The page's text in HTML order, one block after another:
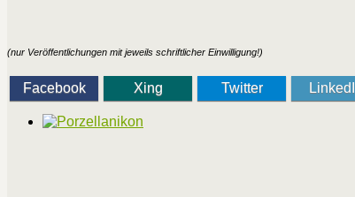
(nur Veröffentlichungen mit jeweils schriftlicher Einwilligung!)
Facebook Xing Twitter